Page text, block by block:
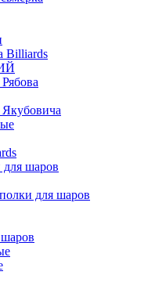
Billiards
шаров
для шаров